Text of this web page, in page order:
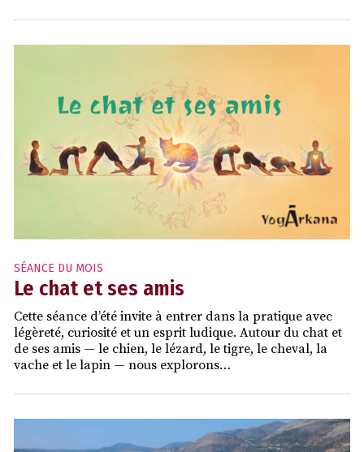
SÉANCE DU MOIS
Le chat et ses amis
Cette séance d’été invite à entrer dans la pratique avec
légèreté, curiosité et un esprit ludique. Autour du chat et
de ses amis — le chien, le lézard, le tigre, le cheval, la
vache et le lapin — nous explorons…